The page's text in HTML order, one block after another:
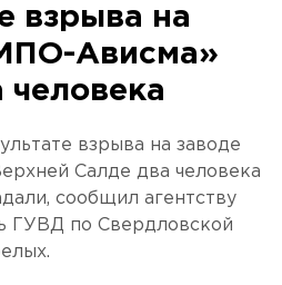
взрыва на
Ависма»
человека
взрыва на заводе
Салде два человека
сообщил агентству
ГУВД по Свердловской